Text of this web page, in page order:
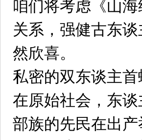
咱们将考虑《山
关系，强健古东
然欣喜。
私密的双东谈主首
在原始社会，东
部族的先民在出